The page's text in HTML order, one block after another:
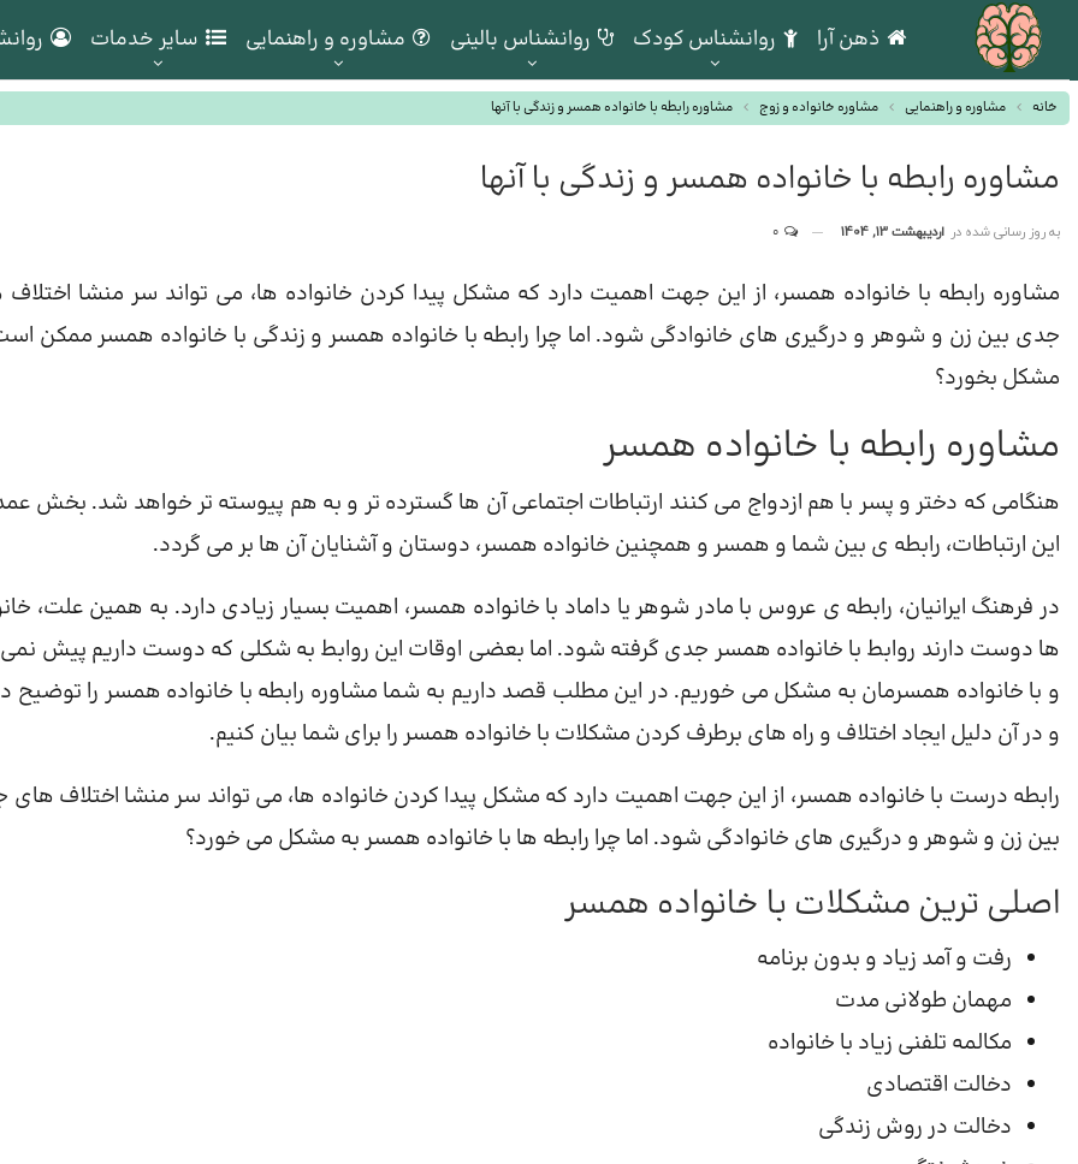
ذهن آرا روانشناس کودک روانشناس بالینی مشاوره و راهنمایی سایر خدمات
خانه مشاوره و راهنمایی مشاوره خانواده و زوج مشاوره رابطه با خانواده همسر و زندگی با آنها
مشاوره رابطه با خانواده همسر و زندگی با آنها
به روز رسانی شده در اردیبهشت 13, 1404
مشاوره رابطه با خانواده همسر، از این جهت اهمیت دارد که مشکل پیدا کردن خانواده ها، می تواند سر منشا
جدی بین زن و شوهر و درگیری های خانوادگی شود. اما چرا رابطه با خانواده همسر و زندگی با خانواده همسر ممکن
مشکل بخورد؟
مشاوره رابطه با خانواده همسر
هنگامی که دختر و پسر با هم ازدواج می کنند ارتباطات اجتماعی آن ها گسترده تر و به هم پیوسته تر خواهد شد. بخش
این ارتباطات، رابطه ی بین شما و همسر و همچنین خانواده همسر، دوستان و آشنایان آن ها بر می گردد.
در فرهنگ ایرانیان، رابطه ی عروس با مادر شوهر یا داماد با خانواده همسر، اهمیت بسیار زیادی دارد. به همین علت،
ها دوست دارند روابط با خانواده همسر جدی گرفته شود. اما بعضی اوقات این روابط به شکلی که دوست داریم پیش
و با خانواده همسرمان به مشکل می خوریم. در این مطلب قصد داریم به شما مشاوره رابطه با خانواده همسر را توضیح
و در آن دلیل ایجاد اختلاف و راه های برطرف کردن مشکلات با خانواده همسر را برای شما بیان کنیم.
رابطه درست با خانواده همسر، از این جهت اهمیت دارد که مشکل پیدا کردن خانواده ها، می تواند سر منشا اختلاف
بین زن و شوهر و درگیری های خانوادگی شود. اما چرا رابطه ها با خانواده همسر به مشکل می خورد؟
اصلی ترین مشکلات با خانواده همسر
رفت و آمد زیاد و بدون برنامه
مهمان طولانی مدت
مکالمه تلفنی زیاد با خانواده
دخالت اقتصادی
دخالت در روش زندگی